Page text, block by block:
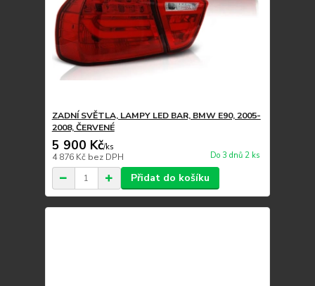
ZADNÍ SVĚTLA, LAMPY LED BAR, BMW E90, 2005-
2008, ČERVENÉ
5 900 Kč/ks
4 876 Kč bez DPH Do 3 dnů 2 ks
Přidat do košíku